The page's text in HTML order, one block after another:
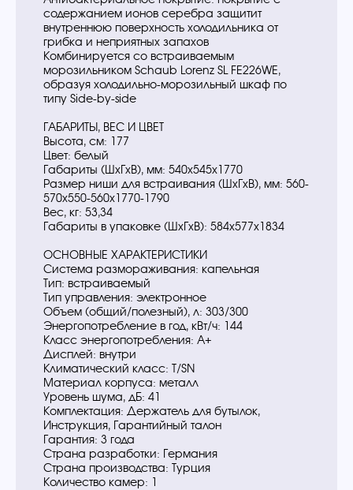
содержанием ионов серебра защитит
внутреннюю поверхность холодильника от
грибка и неприятных запахов
Комбинируется со встраиваемым
морозильником Schaub Lorenz SL FE226WE,
образуя холодильно-морозильный шкаф по
типу Side-by-side
ГАБАРИТЫ, ВЕС И ЦВЕТ
Высота, см: 177
Цвет: белый
Габариты (ШхГхВ), мм: 540x545х1770
Размер ниши для встраивания (ШхГхВ), мм: 560-
570x550-560х1770-1790
Вес, кг: 53,34
Габариты в упаковке (ШхГхВ): 584х577х1834
ОСНОВНЫЕ ХАРАКТЕРИСТИКИ
Система размораживания: капельная
Тип: встраиваемый
Тип управления: электронное
Объем (общий/полезный), л: 303/300
Энергопотребление в год, кВт/ч: 144
Класс энергопотребления: A+
Дисплей: внутри
Климатический класс: T/SN
Материал корпуса: металл
Уровень шума, дБ: 41
Комплектация: Держатель для бутылок,
Инструкция, Гарантийный талон
Гарантия: 3 года
Страна разработки: Германия
Страна производства: Турция
Количество камер: 1